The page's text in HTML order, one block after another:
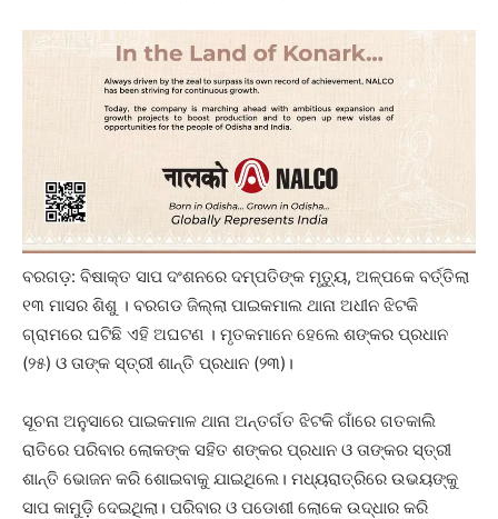
ବରଗଡ଼: ବିଷାକ୍ତ ସାପ ଦଂଶନରେ ଦମ୍ପତିଙ୍କ ମୃତ୍ୟୁ, ଅଳ୍ପକେ ବର୍ତ୍ତିଲା
୧୩ ମାସର ଶିଶୁ । ବରଗଡ ଜିଲ୍ଲା ପାଇକମାଲ ଥାନା ଅଧୀନ ଝିଟକି
ଗ୍ରାମରେ ଘଟିଛି ଏହି ଅଘଟଣ । ମୃତକମାନେ ହେଲେ ଶଙ୍କର ପ୍ରଧାନ
(୨୫) ଓ ତାଙ୍କ ସ୍ତ୍ରୀ ଶାନ୍ତି ପ୍ରଧାନ (୨୩)।
ସୂଚନା ଅନୁସାରେ ପାଇକମାଳ ଥାନା ଅନ୍ତର୍ଗତ ଝିଟକି ଗାଁରେ ଗତକାଲି
ରାତିରେ ପରିବାର ଲୋକଙ୍କ ସହିତ ଶଙ୍କର ପ୍ରଧାନ ଓ ତାଙ୍କର ସ୍ତ୍ରୀ
ଶାନ୍ତି ଭୋଜନ କରି ଶୋଇବାକୁ ଯାଇଥିଲେ। ମଧ୍ୟରାତ୍ରିରେ ଉଭୟଙ୍କୁ
ସାପ କାମୁଡ଼ି ଦେଇଥିଲା। ପରିବାର ଓ ପଡୋଶୀ ଲୋକେ ଉଦ୍ଧାର କରି